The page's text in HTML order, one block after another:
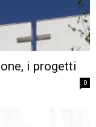
i progetti
0